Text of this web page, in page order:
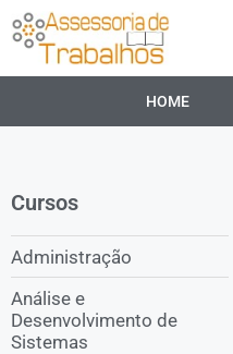
HOME
Cursos
Administração
Análise e
Desenvolvimento de
Sistemas